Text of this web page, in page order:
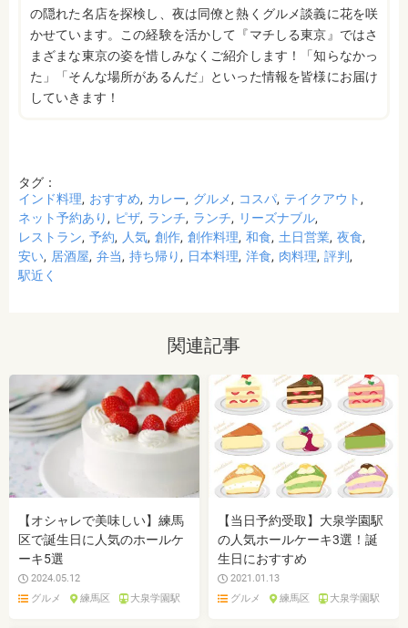
の隠れた名店を探検し、夜は同僚と熱くグルメ談義に花を咲
かせています。この経験を活かして『マチしる東京』ではさ
まざまな東京の姿を惜しみなくご紹介します！「知らなかっ
た」「そんな場所があるんだ」といった情報を皆様にお届け
していきます！
タグ：
インド料理
おすすめ カレー グルメ コスパ テイクアウト
ネット予約あり
ピザ ランチ ランチ
リーズナブル
レストラン 予約 人気 創作 創作料理 和食 土日営業 夜食
安い 居酒屋 弁当 持ち帰り 日本料理 洋食 肉料理 評判
駅近く
関連記事
【オシャレで美味しい】練馬
区で誕生日に人気のホールケ
ーキ5選
2024.05.12
グルメ
練馬区 大泉学園駅
【当日予約受取】大泉学園駅
の人気ホールケーキ3選！誕
生日におすすめ
2021.01.13
グルメ
練馬区 大泉学園駅